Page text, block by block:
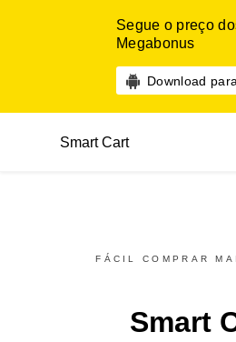
Segue o preço
Megabonus
Download
Smart Cart
FÁCIL COMPRAR
Smart